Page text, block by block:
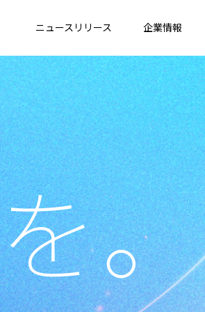
。
ニュースリリース 企業情報